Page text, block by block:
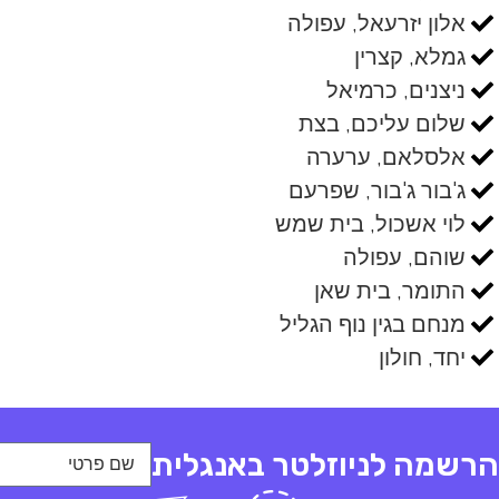
אלון יזרעאל, עפולה
גמלא, קצרין
ניצנים, כרמיאל
שלום עליכם, בצת
אלסלאם, ערערה
ג'בור ג'בור, שפרעם
לוי אשכול, בית שמש
שוהם, עפולה
התומר, בית שאן
מנחם בגין נוף הגליל
יחד, חולון
הרשמה לניוזלטר באנגלית שם פרטי